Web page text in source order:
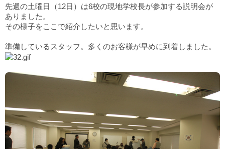
先週の土曜日（12日）は6校の現地学校長が参加する説明会が
ありました。
その様子をここで紹介したいと思います。
準備しているスタッフ。多くのお客様が早めに到着しました。